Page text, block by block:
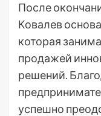
После
Ковалев
которая
продажей
решений.
успешно